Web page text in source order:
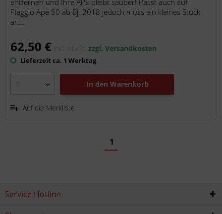
entfernen und Ihre APE bleibt sauber! Passt auch auf
Piaggio Ape 50 ab Bj. 2018 jedoch muss ein kleines Stück
an...
62,50 € inkl. MwSt.zzgl. Versandkosten
Lieferzeit ca. 1 Werktag
In den Warenkorb
Auf die Merkliste
1
Service Hotline